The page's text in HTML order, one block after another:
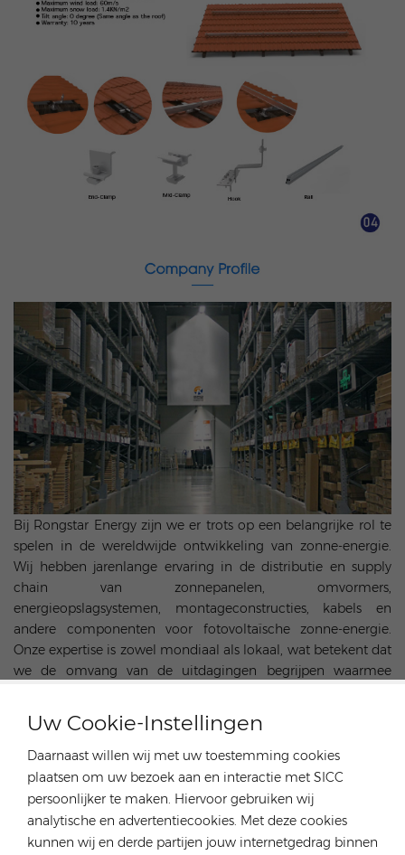
Uw Cookie-Instellingen
Daarnaast willen wij met uw toestemming cookies
plaatsen om uw bezoek aan en interactie met SICC
persoonlijker te maken. Hiervoor gebruiken wij
analytische en advertentiecookies. Met deze cookies
kunnen wij en derde partijen jouw internetgedrag binnen
Bij Rongstar Energy zijn we er trots op een belangrijke rol te
spelen in de wereldwijde ontwikkeling van zonne-energie.
Wij hebben jarenlange ervaring in de distributie en supply
chain van zonnepanelen, omvormers,
energieopslagsystemen, montageconstructies, kabels en
andere componenten voor fotovoltaïsche zonne-energie.
Onze expertise is zowel mondiaal als lokaal, wat betekent dat
we de omvang van de uitdagingen begrijpen waarmee
waardoor we de klanten tijd en geld kunnen helpen
besparen.